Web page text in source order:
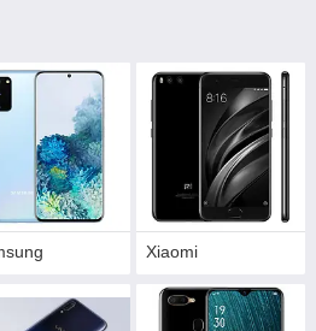
Xiaomi